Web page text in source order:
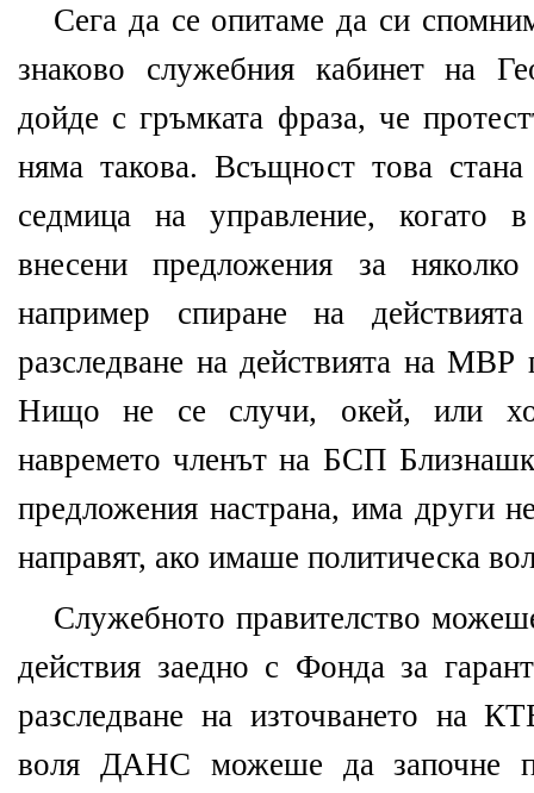
Сега да се опитаме да си
знаково служебния кабинет на
дойде с гръмката фраза, че
няма такова. Всъщност това
седмица на управление, когато
внесени предложения за
например спиране на
разследване на действията на МВР
Нищо не се случи, окей, или
навремето членът на БСП
предложения настрана, има други
направят, ако имаше политическа
Служебното правителство
действия заедно с Фонда за
разследване на източването на
воля ДАНС можеше да започне